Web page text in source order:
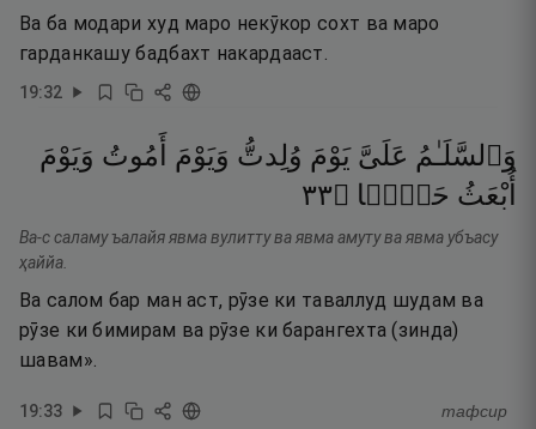
Ва ба модари худ маро некӯкор сохт ва маро
гарданкашу бадбахт накардааст.
19:32
وَٱلسَّلَـٰمُ عَلَىَّ يَوْمَ وُلِدتُّ وَيَوْمَ أَمُوتُ وَيَوْمَ
أُبْعَثُ حَيًّۭا ۝٣٣
Ва-с саламу ъалайя явма вулитту ва явма амуту ва явма убъасу
ҳаййа.
Ва салом бар ман аст, рӯзе ки таваллуд шудам ва
рӯзе ки бимирам ва рӯзе ки барангехта (зинда)
шавам».
19:33 тафсир